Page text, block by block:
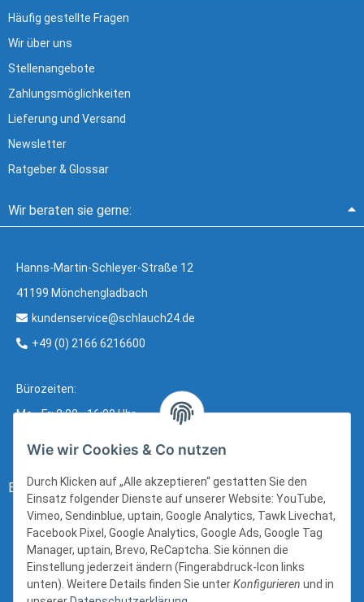
Häufig gestellte Fragen
Wir über uns
Stellenangebote
Zahlungsmöglichkeiten
Lieferung und Versand
Newsletter
Ratgeber & Glossar
Wir beraten sie gerne:
Hanns-Martin-Schleyer-Straße 12
41199 Mönchengladbach
kundenservice@schlauch24.de
+49 (0) 2166 6216600
Bürozeiten:
Mo - Fr: 8:00 - 16:00 Uhr
Bezahlung:
Wie wir Cookies & Co nutzen
Durch Klicken auf „Alle akzeptieren“ gestatten Sie den
Einsatz folgender Dienste auf unserer Website: YouTube,
Vimeo, Sendinblue, uptain, Google Analytics, Tawk Livechat,
Facebook Pixel, Google Analytics, Google Ads, Google Tag
Manager, uptain, Brevo, ReCaptcha. Sie können die
Einstellung jederzeit ändern (Fingerabdruck-Icon links
unten). Weitere Details finden Sie unterKonfigurieren und in